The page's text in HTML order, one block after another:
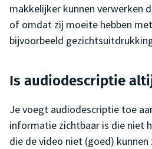
makkelijker kunnen verwerken
of omdat zij moeite hebben
bijvoorbeeld
Is audiodescriptie
Je voegt audiodescriptie toe
informatie zichtbaar is die niet
die de video niet (goed) kunnen